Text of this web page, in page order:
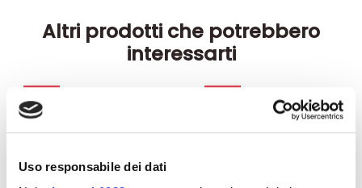
Uso responsabile dei dati
Altri prodotti che potrebbero
interessarti